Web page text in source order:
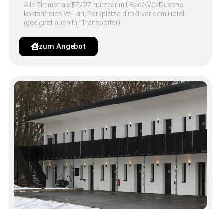
Alle Zimmer als EZ/DZ nutzbar mit Bad/WC/Dusche,
kostenfreies W-Lan, Parkplätze direkt vor dem Hotel
(geeignet auch für Transporter)
zum Angebot